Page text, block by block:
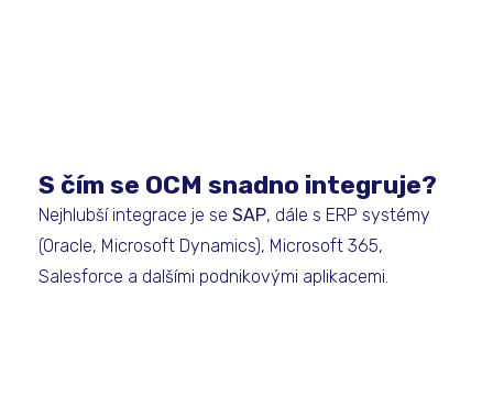
S čím se OCM snadno integruje?
Nejhlubší integrace je se SAP, dále s ERP systémy
(Oracle, Microsoft Dynamics), Microsoft 365,
Salesforce a dalšími podnikovými aplikacemi.